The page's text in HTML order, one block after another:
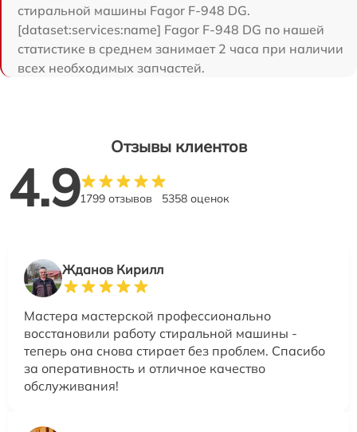
стиральной машины Fagor F-948 DG.
[dataset:services:name] Fagor F-948 DG по нашей
статистике в среднем занимает 2 часа при наличии
всех необходимых запчастей.
Отзывы клиентов
4.91799 отзывов 5358 оценок
Жданов Кирилл
Мастера мастерской профессионально
восстановили работу стиральной машины -
теперь она снова стирает без проблем. Спасибо
за оперативность и отличное качество
обслуживания!